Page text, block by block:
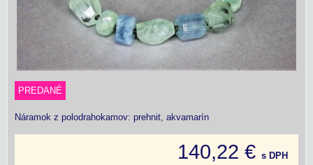
PREDANÉ
Náramok z polodrahokamov: prehnit, akvamarín
140,22 € s DPH